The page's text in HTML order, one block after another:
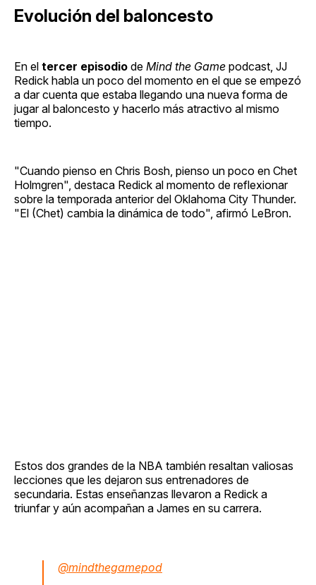
Evolución del baloncesto
En el tercer episodio de Mind the Game podcast, JJ
Redick habla un poco del momento en el que se empezó
a dar cuenta que estaba llegando una nueva forma de
jugar al baloncesto y hacerlo más atractivo al mismo
tiempo.
"Cuando pienso en Chris Bosh, pienso un poco en Chet
Holmgren", destaca Redick al momento de reflexionar
sobre la temporada anterior del Oklahoma City Thunder.
"El (Chet) cambia la dinámica de todo", afirmó LeBron.
Estos dos grandes de la NBA también resaltan valiosas
lecciones que les dejaron sus entrenadores de
secundaria. Estas enseñanzas llevaron a Redick a
triunfar y aún acompañan a James en su carrera.
@mindthegamepod